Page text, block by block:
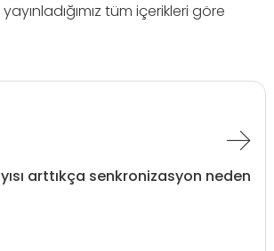
tüm içerikleri göre
arttıkça senkronizasyon neden